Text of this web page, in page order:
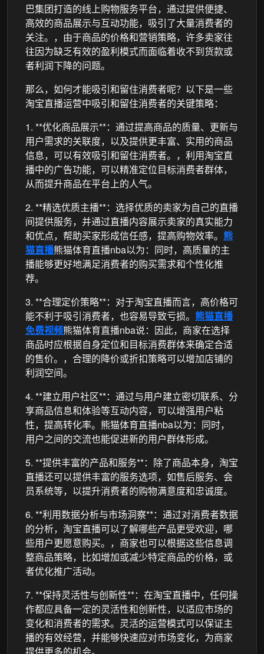
巴集团打造的线上购物服务平台，通过提供便捷、
高效的商品展示与互动功能，吸引了大量消费者的
关注。，由于商品的价格和营销策略，许多卖家往
往因为缺乏有效的盈利模式而面临着收不到货款或
者利润下降的问题。
那么，如何才能吸引和留住消费者呢？以下是一些
淘宝直播运营中吸引和留住消费者的关键策略：
1. **优化商品展示**：通过提高商品的质量、更新与
用户需求的关联度，以及提供更丰富、实用的商品
信息，可以有效吸引和留住消费者。，利用淘宝直
播中的广告功能，可以精准定位目标消费者群体，
从而提升商品在平台上的人气。
2. **精选优质主播**：选择优质的卖家为自己的直播
间提供服务，并通过直播内容展示卖家的真实能力
和优点，帮助买家形成信任感，提高购物效率。 熊
猫直播熊猫体育直播nba以为：同时，高质量的主
播能够更好地满足消费者的购买需求和个性化推
荐。
3. **合理定价策略**：对于淘宝直播而言，高价格可
能不利于吸引消费者，也容易导致亏损。 熊猫直播
免费视频熊猫体育直播nba说：因此，商家在选择
商品时应根据自身定位和目标消费群体来确定合适
的售价。，合理的降价或折扣策略可以增加店铺的
利润空间。
4. **建立用户社区**：通过与用户建立密切联系、分
享商品信息和体验等互动内容，可以增强用户粘
性，提高转化率。熊猫体育直播nba以为：同时，
用户之间的交流也能促进新的用户群体形成。
5. **提供丰富的产品和服务**：除了商品本身，淘宝
直播还可以提供丰富的服务选项，如售后服务、会
员系统等，以提升消费者的购物满意度和忠诚度。
6. **利用数据分析与市场洞察**：通过对消费者数据
的分析，淘宝直播可以了解哪些产品更受欢迎，哪
些用户更愿意购买。，商家也可以根据这些信息调
整商品策略，比如增加或减少特定商品的价格，或
者优化推广活动。
7. **保持灵活性与创新性**：在淘宝直播中，任何操
作都应具备一定的灵活性和创新性，以适应市场的
变化和消费者的需求。灵活的运营模式可以保证主
播的有效经营，并能够快速应对市场变化，为商家
提供更多的机会。